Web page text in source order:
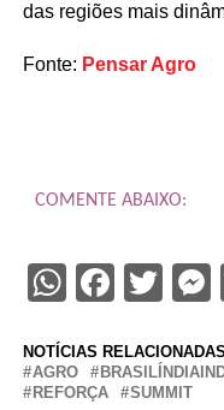
das regiões mais
Fonte: Pensar Agro
COMENTE ABAIXO:
NOTÍCIAS
AGRO
REFORÇA
SUMMIT